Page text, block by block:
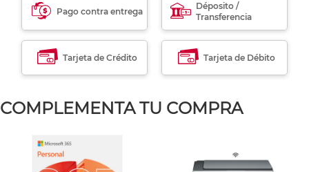
Pago contra entrega
Déposito /
Transferencia
Tarjeta de Crédito Tarjeta de Débito
COMPLEMENTA TU COMPRA